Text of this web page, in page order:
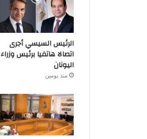
الرئيس السيسي أجرى
اتصالا هاتفيا برئيس وزراء
اليونان
منذ يومين